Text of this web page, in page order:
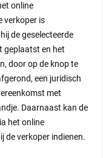
online
verkoper is
de geselecteerde
geplaatst en het
door op de knop te
een juridisch
met
Daarnaast kan de
het online
de verkoper indienen.